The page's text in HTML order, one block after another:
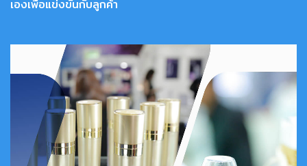
เองเพื่อแข่งขันกับลูกค้า